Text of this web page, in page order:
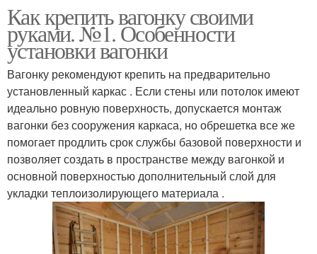
Как крепить вагонку своими
руками. №1. Особенности
установки вагонки
Вагонку рекомендуют крепить на предварительно
установленный каркас . Если стены или потолок имеют
идеально ровную поверхность, допускается монтаж
вагонки без сооружения каркаса, но обрешетка все же
помогает продлить срок службы базовой поверхности и
позволяет создать в пространстве между вагонкой и
основной поверхностью дополнительный слой для
укладки теплоизолирующего материала .